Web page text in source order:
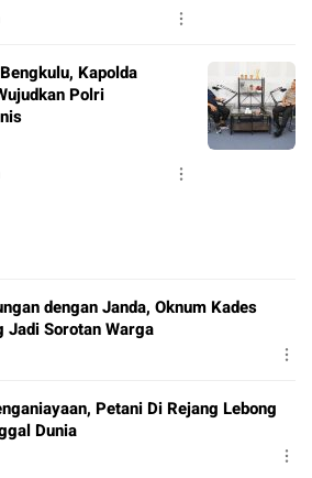
Kapolda
Polri
dengan Janda, Oknum Kades
Jadi Sorotan Warga
Petani Di Rejang Lebong
Dunia